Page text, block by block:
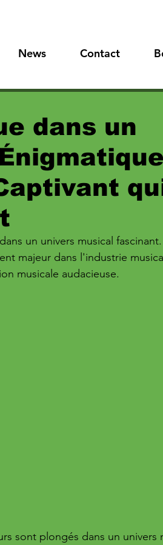
News Contact
dans un
un univers musical
majeur dans l'industrie
musicale audacieuse.
sont plongés dans un univers